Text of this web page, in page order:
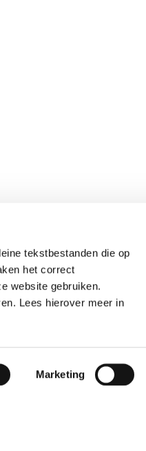
tekstbestanden die op
het correct
website gebruiken.
Lees hierover meer in
Marketing